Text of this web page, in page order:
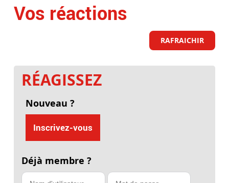
Vos réactions
RAFRAICHIR
RÉAGISSEZ
Nouveau ?
Inscrivez-vous
Déjà membre ?